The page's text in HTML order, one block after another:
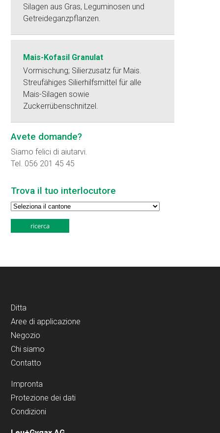
Silagen aus Gras, Leguminosen und
Getreideganzpflanzen.
Mais-Kofasil Granulat
Vormischung; Silierzusatz für Mais.
Streufähiges Silierhilfsmittel für alle
Mais-Silagen sowie
Zuckerrübenschnitzel.
Avete domande?
Siamo felici di aiutarvi.
Tel. 056 201 45 45
Trova il tuo interlocutore
Ditta
Aree di applicazione
Negozio
Chi siamo
Contatto
Impronta
Protezione dei dati
Condizioni